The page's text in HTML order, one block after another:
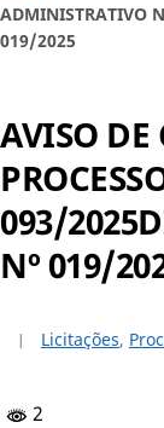
ADMINISTRATIVO
019/2025
AVISO DE
093/
Nº 019/
Licitações,
2